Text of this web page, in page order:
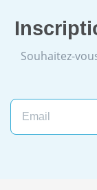
Souhaitez-